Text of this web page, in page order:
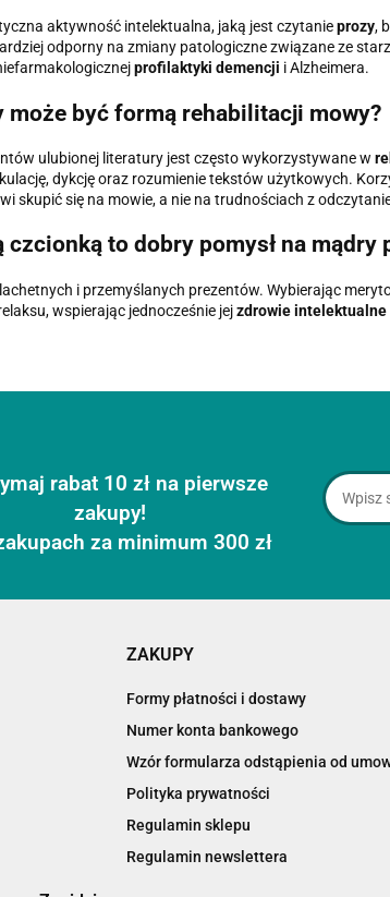
aktywność intelektualna, jaką jest czytanie prozy,
odporny na zmiany patologiczne związane ze
profilaktyki demencji i Alzheimera.
może być formą rehabilitacji mowy?
ulubionej literatury jest często wykorzystywane w
dykcję oraz rozumienie tekstów użytkowych.
skupić się na mowie, a nie na trudnościach z
czcionką to dobry pomysł na mądry
i przemyślanych prezentów. Wybierając
wspierając jednocześnie jej zdrowie intelektualne
rabat 10 zł na pierwsze
zakupy!
za minimum 300 zł
ZAKUPY
Formy płatności i dostawy
Numer konta bankowego
Wzór formularza odstąpienia od
Polityka prywatności
Regulamin sklepu
Regulamin newslettera